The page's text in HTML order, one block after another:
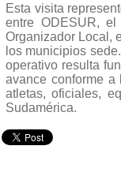
Esta visita
entre ODESUR,
Organizador Local,
los municipios
operativo resulta
avance conforme a
atletas, oficiales,
Sudamérica.